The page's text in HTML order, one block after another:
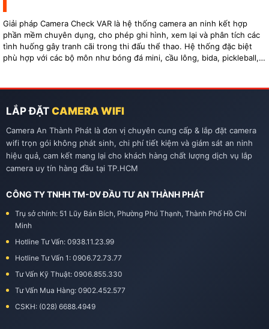
Giải pháp Camera Check VAR là hệ thống camera an ninh kết hợp
phần mềm chuyên dụng, cho phép ghi hình, xem lại và phân tích các
tình huống gây tranh cãi trong thi đấu thể thao. Hệ thống đặc biệt
phù hợp với các bộ môn như bóng đá mini, cầu lông, bida, pickleball,
LẮP ĐẶT CAMERA WIFI
Camera An Thành Phát là đơn vị chuyên cung cấp & lắp đặt camera
wifi trọn gói không phát sinh, chi phí tiết kiệm và giám sát an ninh
hiệu quả, cam kết mang lại cho khách hàng chất lượng dịch vụ lắp
camera uy tín hàng đầu tại TP.HCM
CÔNG TY TNHH TM-DV ĐẦU TƯ AN THÀNH PHÁT
Trụ sở chính: 51 Lũy Bán Bích, Phường Phú Thạnh, Thành Phố Hồ Chí
Minh
Hotline Tư Vấn: 0938.11.23.99
Hotline Tư Vấn 1: 0906.72.73.77
Tư Vấn Kỹ Thuật: 0906.855.330
Tư Vấn Mua Hàng: 0902.452.577
CSKH: (028) 6688.4949